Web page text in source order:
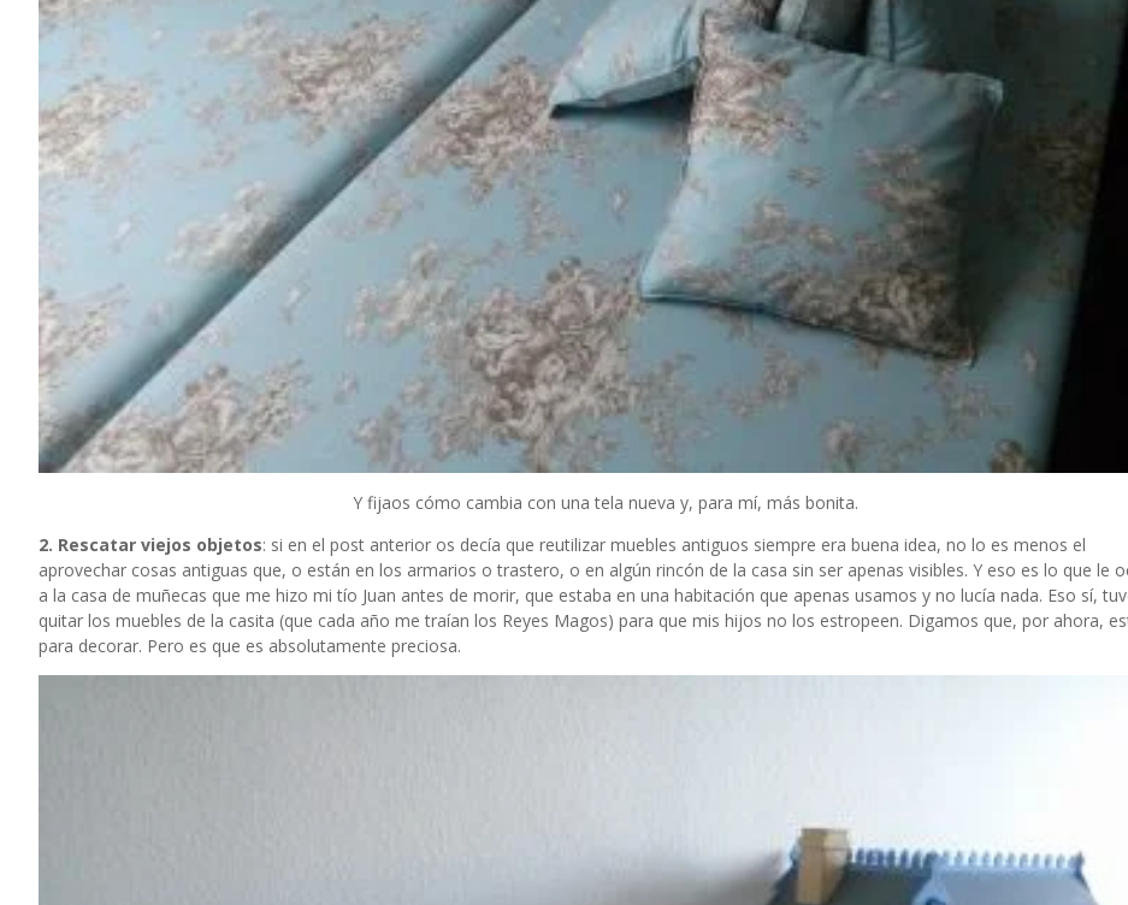
Y fijaos cómo cambia con una tela nueva y, para mí, más bonita.
2. Rescatar viejos objetos: si en el post anterior os decía que reutilizar muebles antiguos siempre era buena idea, no lo es menos el
aprovechar cosas antiguas que, o están en los armarios o trastero, o en algún rincón de la casa sin ser apenas visibles. Y eso es lo que le
a la casa de muñecas que me hizo mi tío Juan antes de morir, que estaba en una habitación que apenas usamos y no lucía nada. Eso sí,
quitar los muebles de la casita (que cada año me traían los Reyes Magos) para que mis hijos no los estropeen. Digamos que, por ahora,
para decorar. Pero es que es absolutamente preciosa.